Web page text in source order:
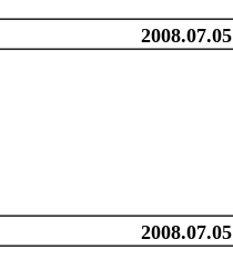
2008.07.05
2008.07.05